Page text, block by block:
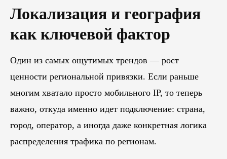
Локализация и география
как ключевой фактор
Один из самых ощутимых трендов — рост
ценности региональной привязки. Если раньше
многим хватало просто мобильного IP, то теперь
важно, откуда именно идет подключение: страна,
город, оператор, а иногда даже конкретная логика
распределения трафика по регионам.